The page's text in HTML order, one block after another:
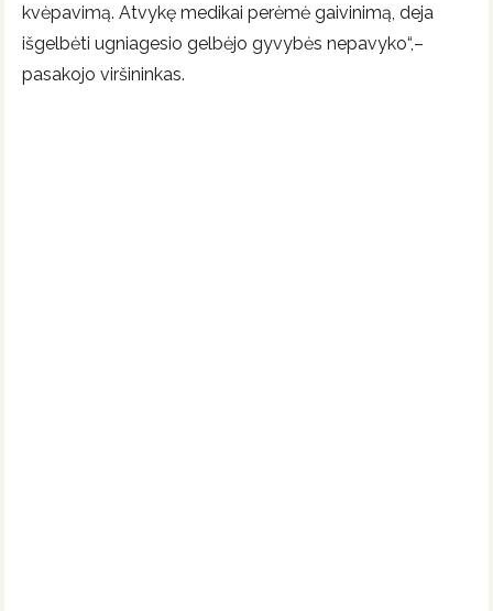
kvėpavimą. Atvykę medikai perėmė gaivinimą, deja
išgelbėti ugniagesio gelbėjo gyvybės nepavyko“,–
pasakojo viršininkas.